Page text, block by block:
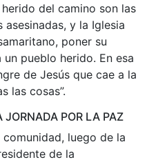
del camino son las
y la Iglesia
poner su
pueblo herido. En esa
de Jesús que cae a la
las cosas”.
JORNADA POR LA PAZ
luego de la
de la